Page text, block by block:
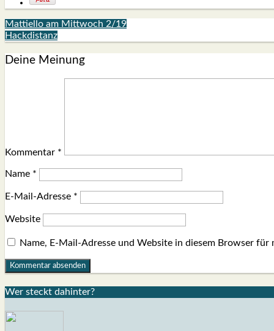
Mattiello am Mittwoch 2/19
Hackdistanz
Deine Meinung
Kommentar *
Name *
E-Mail-Adresse *
Website
Name, E-Mail-Adresse und Website in diesem Browser für
Wer steckt dahin­ter?